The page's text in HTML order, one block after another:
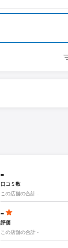
-
口コミ数
この店舗の合計 -
-
評価
この店舗の合計 -